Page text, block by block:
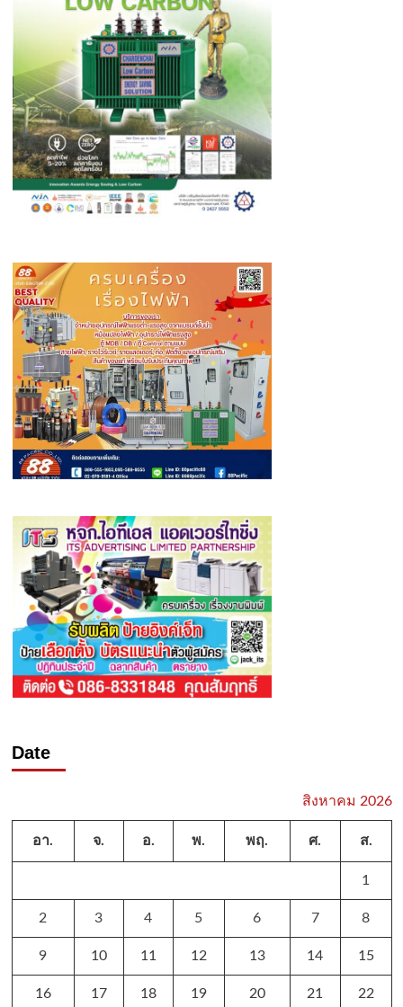
Date
สิงหาคม 2026
อา. จ. อ. พ. พฤ. ศ. ส.
1
2 3 4 5 6 7 8
9 10 11 12 13 14 15
16 17 18 19 20 21 22